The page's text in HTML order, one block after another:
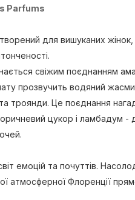
Parfums
для вишуканих жінок,
свіжим поєднанням
прозвучить водяний
Це поєднання
цукор і ламбадум -
емоцій та почуттів.
Флоренції